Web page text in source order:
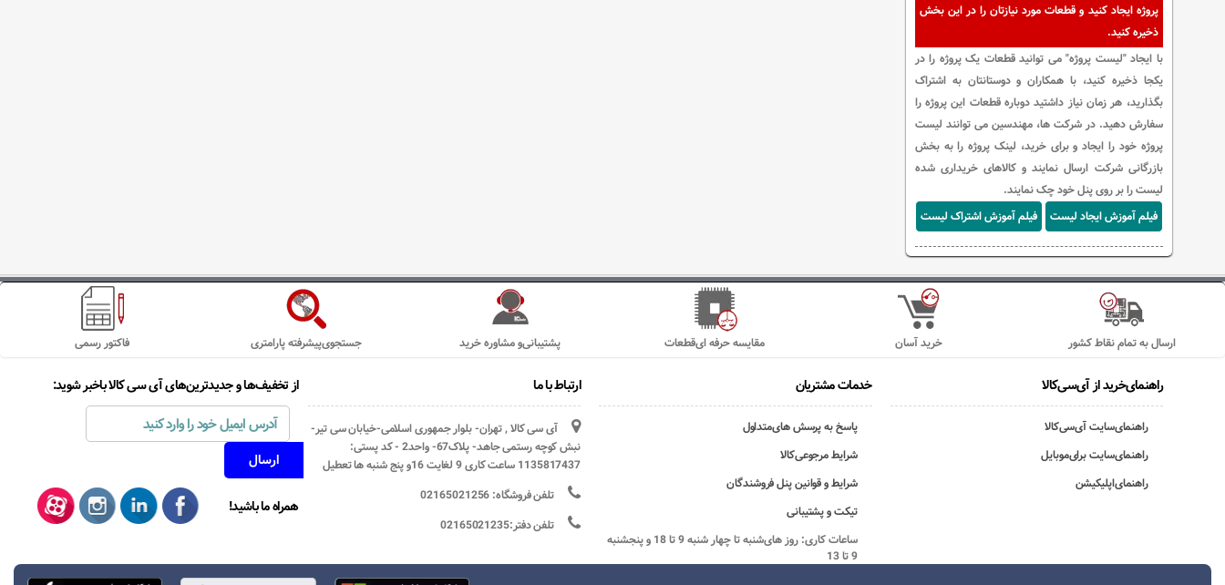
پروژه ایجاد کنید و قطعات مورد نیازتان را در این بخش
ذخیره کنید.
با ایجاد "لیست پروژه" می توانید قطعات یک پروژه را در
یکجا ذخیره کنید، با همکاران و دوستانتان به اشتراک
بگذارید، هر زمان نیاز داشتید دوباره قطعات این پروژه را
سفارش دهید. در شرکت ها، مهندسین می توانند لیست
پروژه خود را ایجاد و برای خرید، لینک پروژه را به بخش
بازرگانی شرکت ارسال نمایند و کالاهای خریداری شده
لیست را بر روی پنل خود چک نمایند.
فیلم آموزش ایجاد لیست
فیلم آموزش اشتراک لیست
فاکتور رسمی جستجوی‌پیشرفته پارامتری پشتیبانی‌و مشاوره خرید مقایسه حرفه ای‌قطعات خرید آسان ارسال به تمام نقاط کشور
راهنمای‌خرید از آی‌سی‌کالا
راهنمای‌سایت آی‌سی‌کالا
راهنمای‌سایت برای‌موبایل
راهنمای‌اپلیکیشن
خدمات مشتریان
پاسخ به پرسش های‌متداول
شرایط مرجوعی‌کالا
شرایط و قوانین پنل فروشندگان
تیکت و پشتیبانی
ساعات کاری: روز های‌شنبه تا چهار شنبه 9 تا 18 و پنجشنبه
9 تا 13
ارتباط با ما
آی سی کالا , تهران- بلوار جمهوری اسلامی-خیابان سی تیر-
نبش کوچه رستمی جاهد- پلاک67- واحد2 - کد پستی:
1135817437 ساعت کاری 9 لغایت 16و پنج شنبه ها تعطیل
تلفن فروشگاه: 02165021256
تلفن دفتر:02165021235
از تخفیف‌ها و جدیدترین‌های آی سی کالا باخبر شوید:
همراه ما باشید!